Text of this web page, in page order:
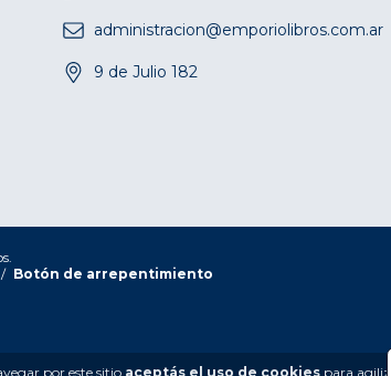
por este sitio aceptás el uso de cookies para
administracion@emporiolibros.com.ar
9 de Julio 182
/ Botón de arrepentimiento